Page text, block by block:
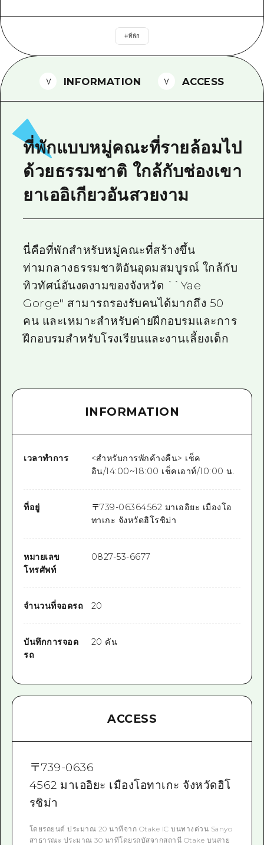
ธรรมชาติ
TRAVELPAL International
ดาวน์โหลดรูปภาพ
ข้อมูลการขนส่งระหว่างเกิดภัยพิบัติ
#ที่พัก
INFORMATION ACCESS
ที่พักแบบหมู่คณะที่รายล้อมไป
ด้วยธรรมชาติ ใกล้กับช่องเขา
ยาเออิเกียวอันสวยงาม
นี่คือที่พักสำหรับหมู่คณะที่สร้างขึ้น
ท่ามกลางธรรมชาติอันอุดมสมบูรณ์ ใกล้กับ
ทิวทัศน์อันงดงามของจังหวัด ``Yae
Gorge'' สามารถรองรับคนได้มากถึง 50
คน และเหมาะสำหรับค่ายฝึกอบรมและการ
ฝึกอบรมสำหรับโรงเรียนและงานเลี้ยงเด็ก
INFORMATION
เวลาทำการ
<สำหรับการพักค้างคืน> เช็ค
อิน/14:00~18:00 เช็คเอาท์/10:00 น.
ที่อยู่ 〒739-06364562 มาเออิยะ เมืองโอ
ทาเกะ จังหวัดฮิโรชิม่า
หมายเลข
โทรศัพท์
0827-53-6677
จำนวนที่จอดรถ 20
บันทึกการจอด
รถ
20 คัน
ACCESS
〒739-0636
4562 มาเออิยะ เมืองโอทาเกะ จังหวัดฮิโ
รชิม่า
โดยรถยนต์ ประมาณ 20 นาทีจาก Otake IC บนทางด่วน Sanyo
สาธารณะ ประมาณ 30 นาทีโดยรถบัสจากสถานี Otake บนสาย